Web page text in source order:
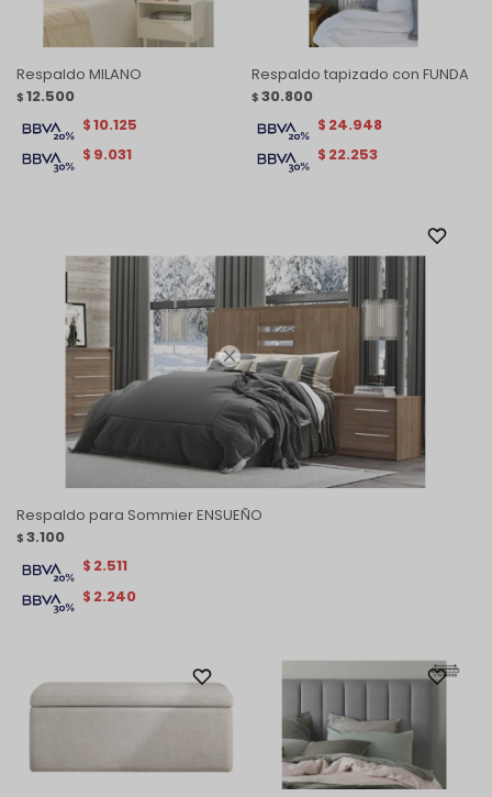

Respaldo MILANO
$ 12.500
$ 9.031
$10.125
Respaldo tapizado con FUNDA
$ 30.800
$ 22.253
$ 24.948
Respaldo para Sommier ENSUEÑO
$ 3.100
$ 2.240
$ 2.511